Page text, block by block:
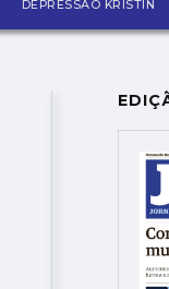
DEPRESSÃO KRISTIN